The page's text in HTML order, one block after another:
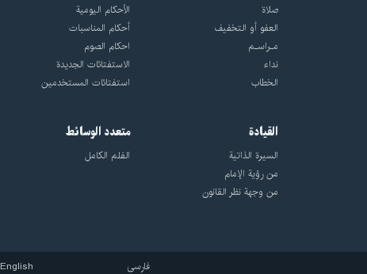
صلاة
العفو أو التخفيف
مـراسـم
نداء
الخطاب
الأحکام الیومیة
أحکام المناسبات
احکام الصوم
الاستفتائات الجدیدة
استفتائات المستخدمین
القيادة
السيرة الذاتية
من رؤية الإمام
من وجهة نظر القانون
متعدد الوسائط
الفلم الكامل
فارسی English